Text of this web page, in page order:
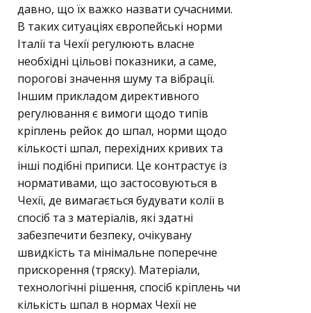
давно, що їх важко назвати сучасними.
В таких ситуаціях європейські норми
Італії та Чехії регулюють власне
необхідні цільові показники, а саме,
порогові значення шуму та вібрації.
Іншим прикладом директивного
регулювання є вимоги щодо типів
кріплень рейок до шпал, норми щодо
кількості шпал, перехідних кривих та
інші подібні приписи. Це контрастує із
нормативами, що застосовуються в
Чехії, де вимагається будувати колії в
спосіб та з матеріалів, які здатні
забезпечити безпеку, очікувану
швидкість та мінімальне поперечне
прискорення (тряску). Матеріали,
технологічні рішення, спосіб кріплень чи
кількість шпал в нормах Чехії не